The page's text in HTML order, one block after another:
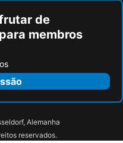
de
membros
Alemanha
reservados.